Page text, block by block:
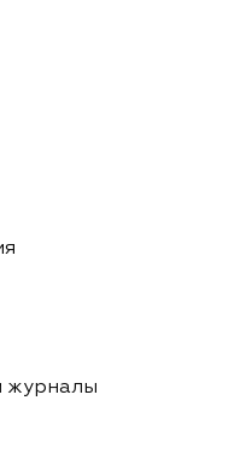
журналы